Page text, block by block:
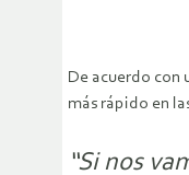
De acuerdo con
más rápido en
“Si nos